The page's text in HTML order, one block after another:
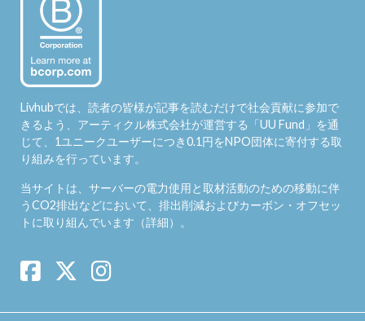
Livhubでは、読者の皆様が記事を読むだけで社会貢献に参加で
きるよう、アーティクル株式会社が運営する「UU Fund 」を通
じて、1ユニークユーザーにつき0.1円をNPO団体に寄付する取
り組みを行っています。
当サイトは、サーバーの電力使用と取材活動のための移動に伴
うCO2排出などにおいて、排出削減およびカーボン・オフセッ
トに取り組んでいます（詳細）。